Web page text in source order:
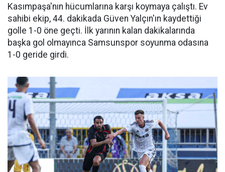
Kasımpaşa'nın hücumlarına karşı koymaya çalıştı. Ev
sahibi ekip, 44. dakikada Güven Yalçın'ın kaydettiği
golle 1-0 öne geçti. İlk yarının kalan dakikalarında
başka gol olmayınca Samsunspor soyunma odasına
1-0 geride girdi.